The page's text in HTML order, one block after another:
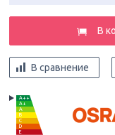
В
В сравнение
A++
A+
A
B
C
D
E